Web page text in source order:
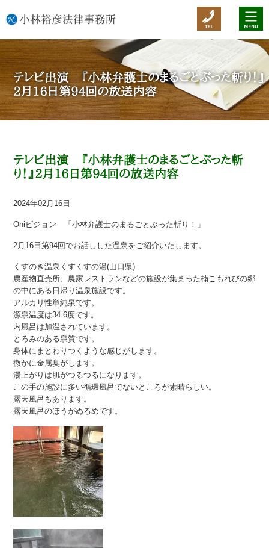
テレビ出演 『小林弁護士のまるごとぶった斬り！』
2月16日第94回の放送内容
テレビ出演 『小林弁護士のまるごとぶった斬
り！』2月16日第94回の放送内容
2024年02月16日
Oniビジョン 「小林弁護士のまるごとぶった斬り！」
2月16日第94回でお話しした温泉をご紹介いたします。
くすのき温泉くすくすの湯(山口県)
農産物直売所、農家レストランなどの施設が集まった楠こもれびの郷
の中にある日帰り温泉施設です。
アルカリ性単純泉です。
源泉温度は34.6度です。
内風呂は加温されています。
とろみのある泉質です。
身体にまとわりつくような感じがします。
微かに金属臭がします。
湯上がりは肌がつるつるになります。
この手の施設に多い循環風呂でないところが素晴らしい。
露天風呂もあります。
露天風呂のほうがぬるめです。